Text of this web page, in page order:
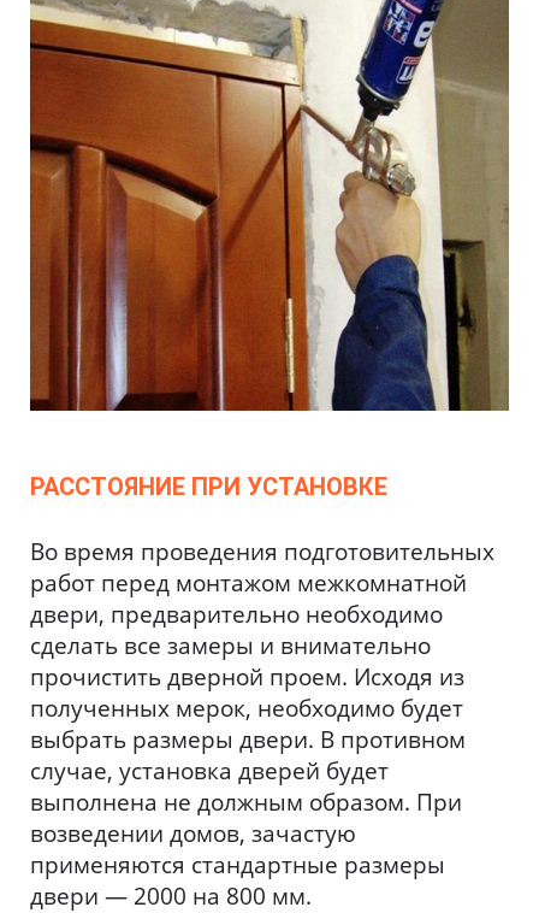
РАССТОЯНИЕ ПРИ УСТАНОВКЕ
Во время проведения подготовительных
работ перед монтажом межкомнатной
двери, предварительно необходимо
сделать все замеры и внимательно
прочистить дверной проем. Исходя из
полученных мерок, необходимо будет
выбрать размеры двери. В противном
случае, установка дверей будет
выполнена не должным образом. При
возведении домов, зачастую
применяются стандартные размеры
двери — 2000 на 800 мм.